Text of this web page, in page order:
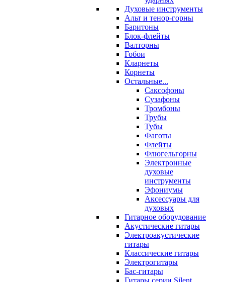
Духовые инструменты
Альт и тенор-горны
Баритоны
Блок-флейты
Валторны
Гобои
Кларнеты
Корнеты
Остальные...
Саксофоны
Сузафоны
Тромбоны
Трубы
Тубы
Фаготы
Флейты
Флюгельгорны
Электронные
духовые
инструменты
Эфониумы
Аксессуары для
духовых
Гитарное оборудование
Акустические гитары
Электроакустические
гитары
Классические гитары
Электрогитары
Бас-гитары
Гитары серии Silent